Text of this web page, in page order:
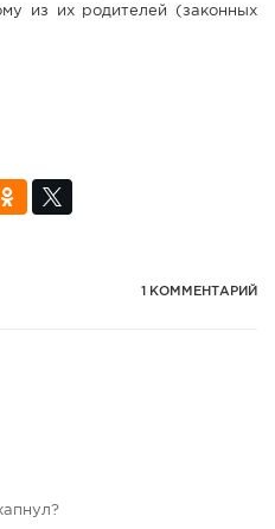
из их родителей (законных
1 КОММЕНТАРИЙ